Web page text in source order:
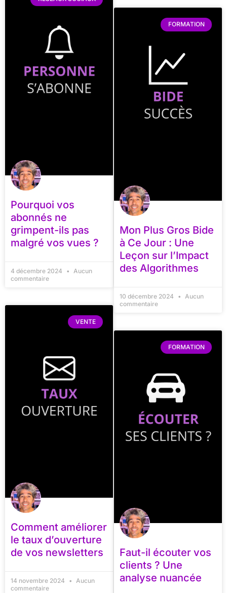
Pourquoi vos
abonnés ne
grimpent-ils pas
malgré vos vues ?
4 décembre 2024
Aucun
commentaire
FORMATION
Mon Plus Gros Bide
à Ce Jour : Une
Leçon sur l’Impact
des Algorithmes
10 décembre 2024
Aucun
commentaire
VENTE
Comment améliorer
le taux d’ouverture
de vos newsletters
14 novembre 2024
Aucun
commentaire
FORMATION
Faut-il écouter vos
clients ? Une
analyse nuancée